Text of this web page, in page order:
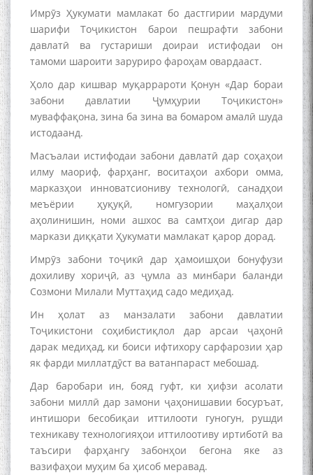
Имрӯз Ҳукумати мамлакат бо дастгирии мардуми
шарифи Тоҷикистон барои пешрафти забони
давлатӣ ва густариши доираи истифодаи он
тамоми шароити заруриро фароҳам овардааст.
Ҳоло дар кишвар муқаррароти Қонун «Дар бораи
забони давлатии Ҷумҳурии Тоҷикистон»
муваффақона, зина ба зина ва бомаром амалӣ шуда
истодаанд.
Масъалаи истифодаи забони давлатӣ дар соҳаҳои
илму маориф, фарҳанг, воситаҳои ахбори омма,
марказҳои инноватсиониву технологӣ, санадҳои
меъёрии ҳуқуқӣ, номгузории маҳалҳои
аҳолинишин, номи ашхос ва самтҳои дигар дар
маркази диққати Ҳукумати мамлакат қарор дорад.
Имрӯз забони тоҷикӣ дар ҳамоишҳои бонуфузи
дохиливу хориҷӣ, аз ҷумла аз минбари баланди
Созмони Милали Муттаҳид садо медиҳад.
Ин ҳолат аз манзалати забони давлатии
Тоҷикистони соҳибистиқлол дар арсаи ҷаҳонӣ
дарак медиҳад, ки боиси ифтихору сарфарозии ҳар
як фарди миллатдӯст ва ватанпараст мебошад.
Дар баробари ин, бояд гуфт, ки ҳифзи асолати
забони миллӣ дар замони ҷаҳонишавии босуръат,
интишори бесобиқаи иттилооти гуногун, рушди
техникаву технологияҳои иттилоотиву иртиботӣ ва
таъсири фарҳангу забонҳои бегона яке аз
вазифаҳои муҳим ба ҳисоб меравад.